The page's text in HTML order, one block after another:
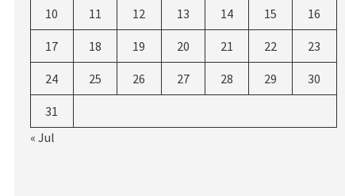
10 11 12 13 14 15 16
17 18 19 20 21 22 23
24 25 26 27 28 29 30
31
« Jul